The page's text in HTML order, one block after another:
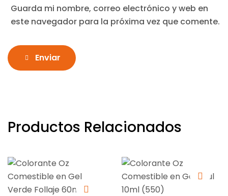
Guarda mi nombre, correo electrónico y web en
este navegador para la próxima vez que comente.
Enviar
Productos Relacionados